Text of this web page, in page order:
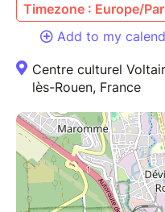
Timezone : Europe/
Add to my
Centre culturel
lès-Rouen, France